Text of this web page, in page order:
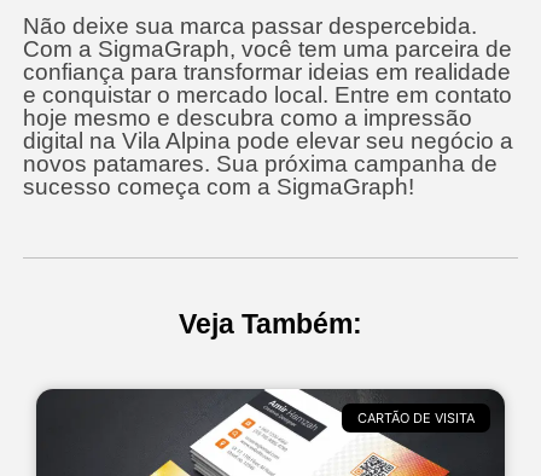
Não deixe sua marca passar despercebida.
Com a SigmaGraph, você tem uma parceira de
confiança para transformar ideias em realidade
e conquistar o mercado local. Entre em contato
hoje mesmo e descubra como a impressão
digital na Vila Alpina pode elevar seu negócio a
novos patamares. Sua próxima campanha de
sucesso começa com a SigmaGraph!
Veja Também:
CARTÃO DE VISITA